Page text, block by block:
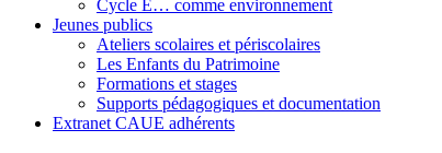
Cycle E… comme environnement
Jeunes publics
Ateliers scolaires et périscolaires
Les Enfants du Patrimoine
Formations et stages
Supports pédagogiques et documentation
Extranet CAUE adhérents